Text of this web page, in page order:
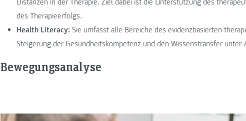
Distanzen in der Therapie. Ziel dabei ist die Unterstützung des
des Therapieerfolgs.
Health Literacy: Sie umfasst alle Bereiche des evidenzbasierten
Steigerung der Gesundheitskompetenz und den Wissenstransfer unter
Bewegungsanalyse